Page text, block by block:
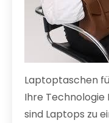
Laptoptaschen
Ihre Technologie
sind Laptops zu